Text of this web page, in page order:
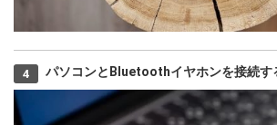
パソコンとBluetoothイヤホンを接続す